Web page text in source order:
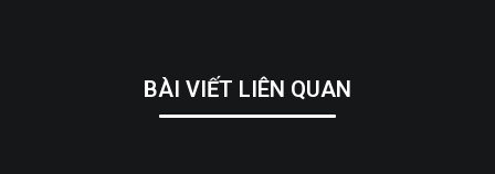
BÀI VIẾT LIÊN QUAN